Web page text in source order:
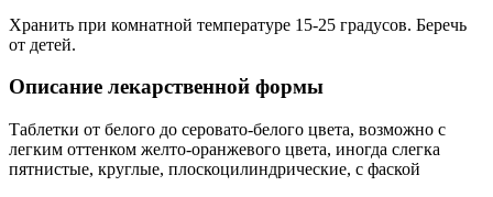
Хранить при комнатной температуре 15-25 градусов. Беречь
от детей.
Описание лекарственной формы
Таблетки от белого до серовато-белого цвета, возможно с
легким оттенком желто-оранжевого цвета, иногда слегка
пятнистые, круглые, плоскоцилиндрические, с фаской